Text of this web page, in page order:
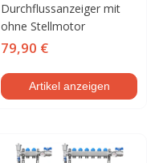
Durchflussanzeiger mit
ohne Stellmotor
79,90 €
Artikel anzeigen